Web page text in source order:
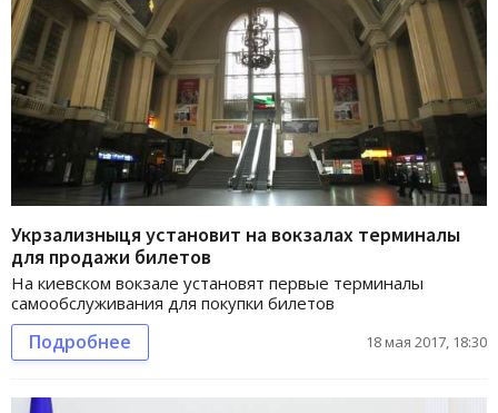
Укрзализныця установит на вокзалах терминалы
для продажи билетов
На киевском вокзале установят первые терминалы
самообслуживания для покупки билетов
Подробнее 18 мая 2017, 18:30